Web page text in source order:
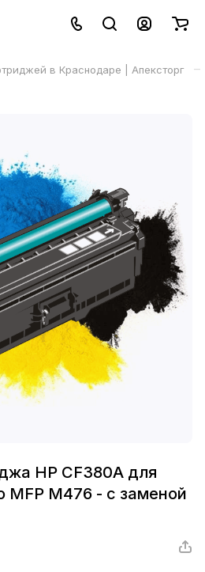
в Краснодаре | Апексторг –
HP CF380A для
MFP M476 - с заменой